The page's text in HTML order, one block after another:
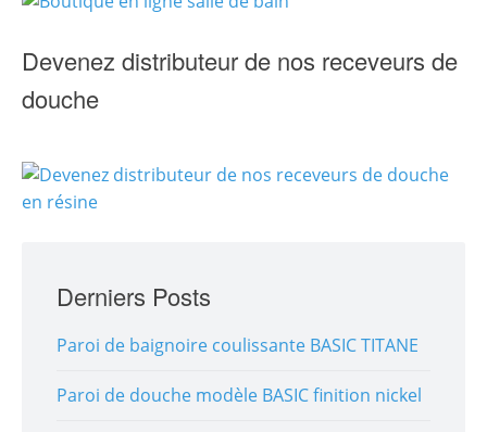
Devenez distributeur de nos receveurs de
douche
Derniers Posts
Paroi de baignoire coulissante BASIC TITANE
Paroi de douche modèle BASIC finition nickel